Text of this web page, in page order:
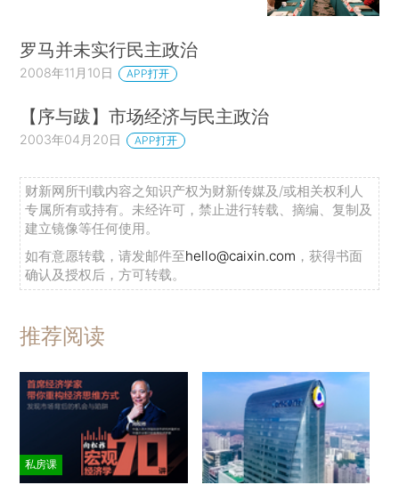
罗马并未实行民主政治
2008年11月10日 APP打开
【序与跋】市场经济与民主政治
2003年04月20日 APP打开
财新网所刊载内容之知识产权为财新传媒及/或相关权利人
专属所有或持有。未经许可，禁止进行转载、摘编、复制及
建立镜像等任何使用。
如有意愿转载，请发邮件至hello@caixin.com ，获得书面
确认及授权后，方可转载。
推荐阅读
私房课